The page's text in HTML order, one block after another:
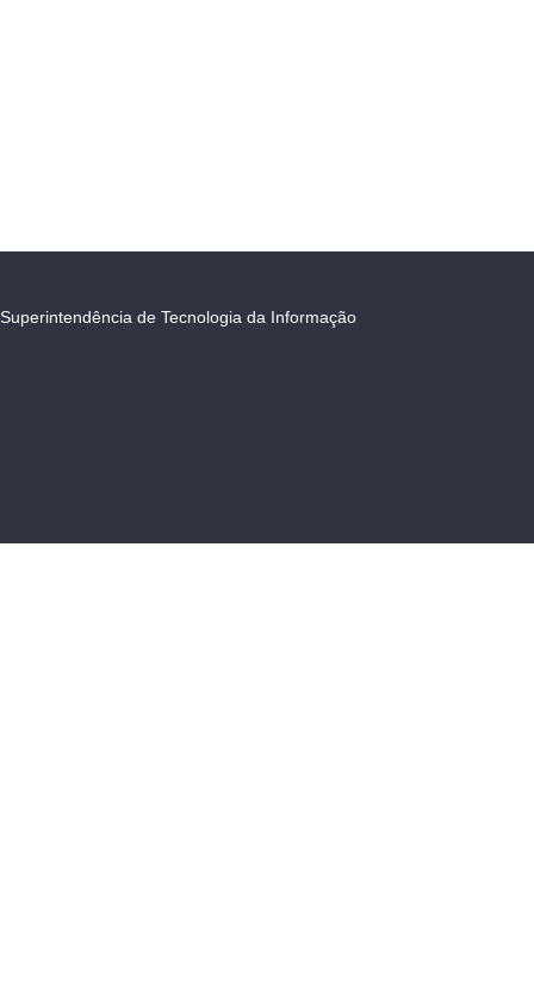
Superintendência de Tecnologia da Informação